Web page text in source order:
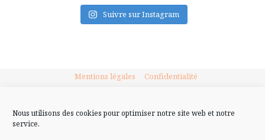
Nous utilisons des cookies pour optimiser notre site web et notre
service.
Suivre sur Instagram
Mentions légales Confidentialité